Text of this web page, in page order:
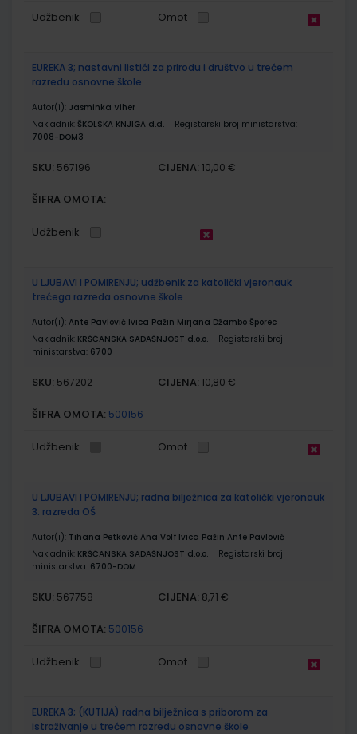
Udžbenik Omot
EUREKA 3; nastavni listići za prirodu i društvo u trećem
razredu osnovne škole
Autor(i): Jasminka Viher
Nakladnik: ŠKOLSKA KNJIGA d.d.
Registarski broj ministarstva:
7008-DOM3
SKU: 567196 CIJENA: 10,00 €
ŠIFRA OMOTA:
Udžbenik
U LJUBAVI I POMIRENJU; udžbenik za katolički vjeronauk
trećega razreda osnovne škole
Autor(i): Ante Pavlović Ivica Pažin Mirjana Džambo Šporec
Nakladnik: KRŠĆANSKA SADAŠNJOST d.o.o.
Registarski broj
ministarstva: 6700
SKU: 567202 CIJENA: 10,80 €
ŠIFRA OMOTA: 500156
Udžbenik Omot
U LJUBAVI I POMIRENJU; radna bilježnica za katolički vjeronauk
3. razreda OŠ
Autor(i): Tihana Petković Ana Volf Ivica Pažin Ante Pavlović
Nakladnik: KRŠĆANSKA SADAŠNJOST d.o.o.
Registarski broj
ministarstva: 6700-DOM
SKU: 567758 CIJENA: 8,71 €
ŠIFRA OMOTA: 500156
Udžbenik Omot
EUREKA 3; (KUTIJA) radna bilježnica s priborom za
istraživanje u trećem razredu osnovne škole